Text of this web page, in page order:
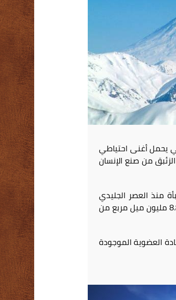
يحمل أغنى احتياطي
10 مرات مقارنة بجميع انبعاثات الزئبق من صنع الإنسان
منذ العصر الجليدي
أي تربة ظلت مجمدة لأكثر من عامين، وفي نصف الكرة الشمالي، تبلغ مساحتها حوالي 8.8 مليون ميل مربع من
العضوية الموجودة